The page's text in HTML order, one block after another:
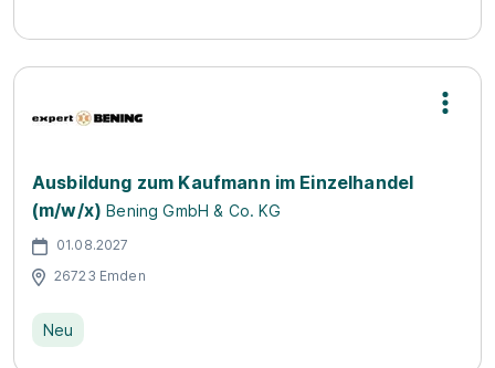
Ausbildung zum Kaufmann im Einzelhandel
(m/w/x) Bening GmbH & Co. KG
01.08.2027
26723 Emden
Neu